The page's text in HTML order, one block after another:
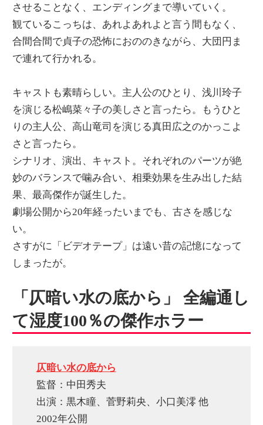
させることなく、エンディングまで導いていく。
観ているこっちは、あれよあれよと言う間もなく、
合間合間で貞子の恐怖におののきながら、大団円ま
で連れて行かれる。
キャストも素晴らしい。主人公のひとり、浅川玲子
を演じる松嶋菜々子の美しさと言ったら。もうひと
りの主人公、高山竜司を演じる真田広之のかっこよ
さと言ったら。
シナリオ、演出、キャスト。それぞれのパーツが絶
妙のバランスで噛み合い、相乗効果を生み出した結
果、最高傑作が誕生した。
劇場公開から20年経ったいまでも、古さを感じな
い。
さすがに「ビデオテープ」は遠い昔の記憶になって
しまったが。
「仄暗い水の底から」 全編通し
て湿度100％の傑作ホラー
仄暗い水の底から
監督：中田秀夫
出演：黒木瞳、菅野莉央、小口美澪 他
2002年公開